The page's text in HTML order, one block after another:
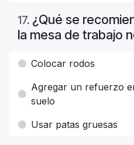
17. ¿Qué se
la mesa de trabajo
Colocar rodos
Agregar un refuerzo
suelo
Usar patas gruesas